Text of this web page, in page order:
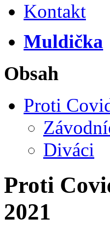
Kontakt
Muldička
Obsah
Proti
Diváci
Proti
2021